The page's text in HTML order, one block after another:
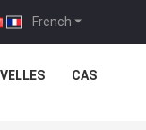
French
CAS